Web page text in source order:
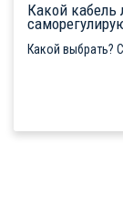
Какой кабель
Какой выбрать?